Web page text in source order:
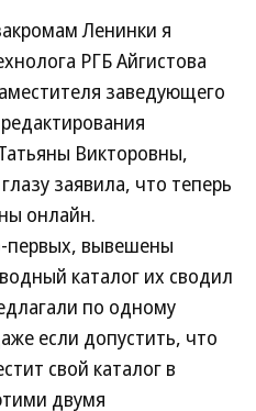
Ленинки я
РГБ Айгистова
заведующего
Викторовны,
заявила, что теперь
онлайн.
первых, вывешены
каталог их сводил
по одному
если допустить, что
свой каталог в
двумя